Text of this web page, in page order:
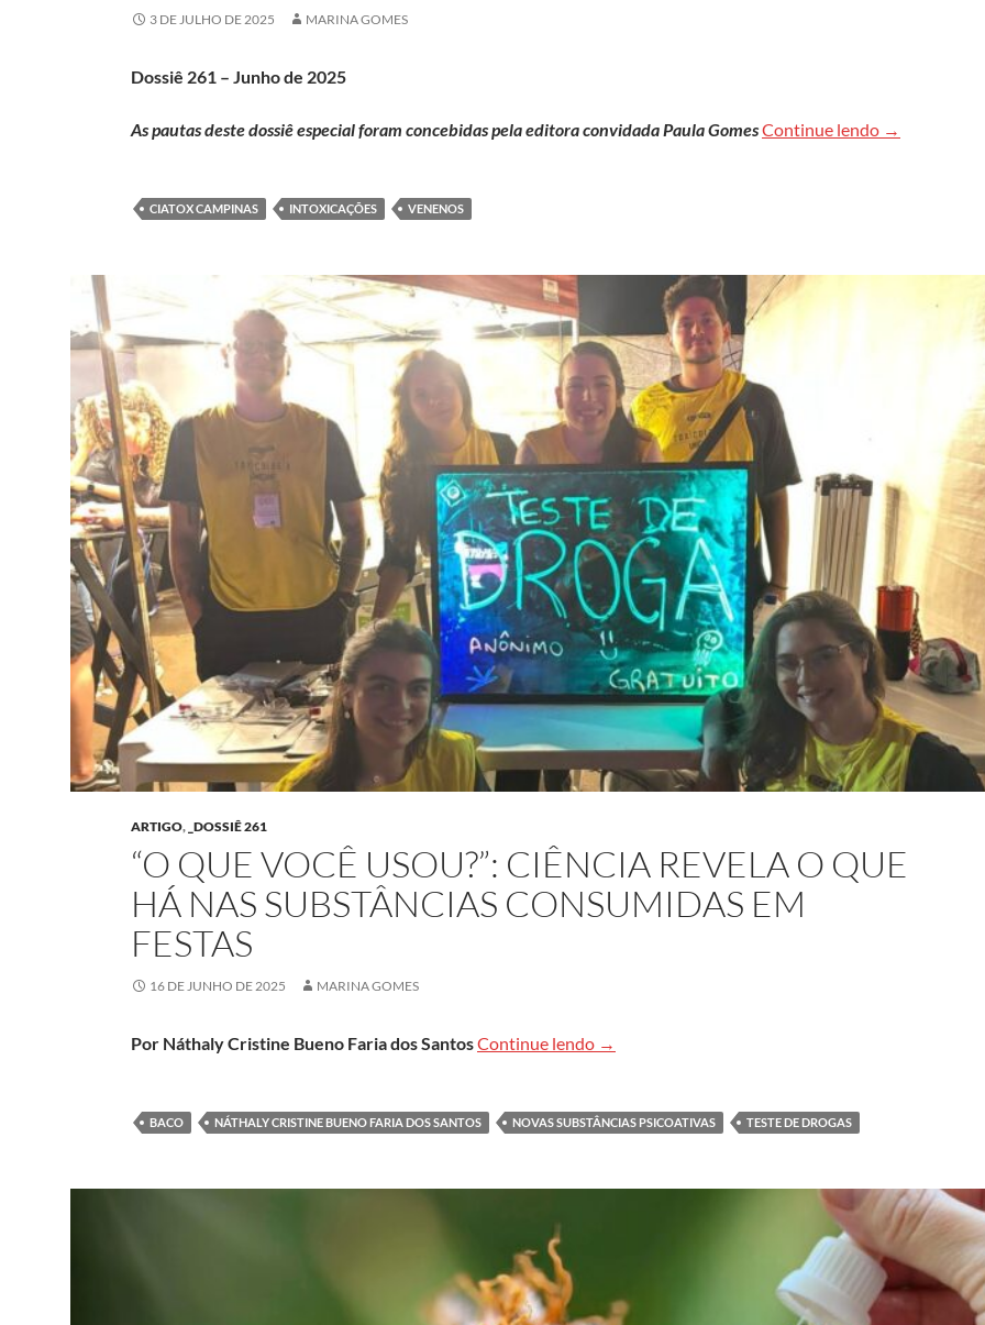
3 DE JULHO DE 2025 MARINA GOMES
Dossiê 261 – Junho de 2025
As pautas deste dossiê especial foram concebidas pela editora convidada Paula GomesContinue lendo Clique aqui
→
CIATOX CAMPINAS INTOXICAÇÕES VENENOS
ARTIGO, _DOSSIÊ 261
“O QUE VOCÊ USOU?”: CIÊNCIA REVELA O QUE
HÁ NAS SUBSTÂNCIAS CONSUMIDAS EM
FESTAS
16 DE JUNHO DE 2025 MARINA GOMES
Por Náthaly Cristine Bueno Faria dos SantosContinue lendo “O que você usou?”: ciência revela o que há nas
→
BACO NÁTHALY CRISTINE BUENO FARIA DOS SANTOS NOVAS SUBSTÂNCIAS PSICOATIVAS TESTE DE DROGAS